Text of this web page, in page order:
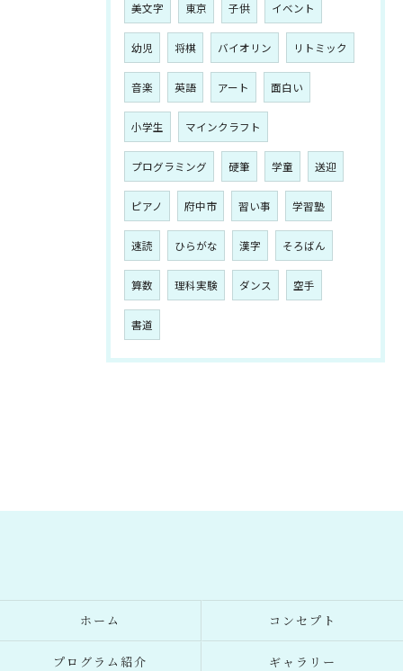
美文字 東京 子供 イベント
幼児 将棋 バイオリン リトミック
音楽 英語 アート 面白い
小学生 マインクラフト
プログラミング 硬筆 学童 送迎
ピアノ 府中市 習い事 学習塾
速読 ひらがな 漢字 そろばん
算数 理科実験 ダンス 空手
書道
ホーム コンセプト
プログラム紹介 ギャラリー